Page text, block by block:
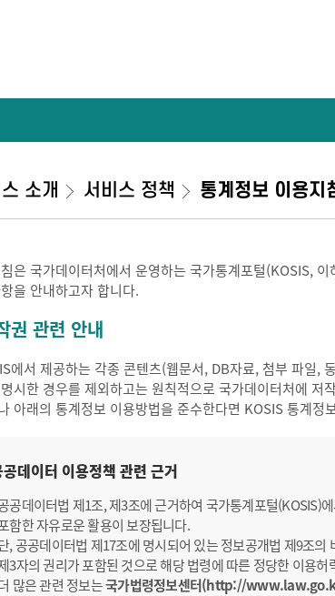
소개 서비스 정책 통계정보 이용지
은 국가데이터처에서 운영하는 국가통계포털(KOSIS,
을 안내하고자 합니다.
권 관련 안내
에서 제공하는 각종 콘텐츠(웹문서, DB자료, 첨부 파일,
시한 경우를 제외하고는 원칙적으로 국가데이터처에 저
아래의 통계정보 이용방법을 준수한다면 KOSIS 통계
데이터 이용정책 관련 근거
공데이터법 제1조, 제3조에 근거하여 국가통계포털(KOSIS)
함한 자유로운 활용이 보장됩니다.
, 공공데이터법 제17조에 명시되어 있는 정보공개법 제9조
3자의 권리가 포함된 것으로 해당 법령에 따른 정당한 이용
많은 관련 정보는국가법령정보센터(http://